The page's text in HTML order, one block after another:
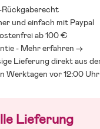
Rückgaberecht
und einfach mit Paypal
ab 100 €
- Mehr erfahren ->
Lieferung direkt aus
Werktagen vor 12:00
Lieferung